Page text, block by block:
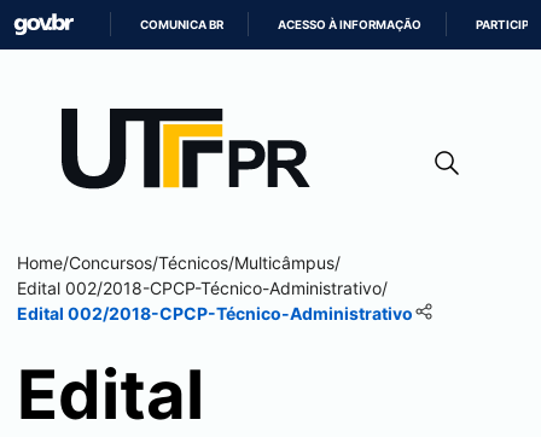
CONTEÚDO
COMUNICA BR ACESSO À INFORMAÇÃO PARTICIPE
Home/Concursos/Técnicos/Multicâmpus/
Edital 002/2018-CPCP-Técnico-Administrativo/
Edital 002/2018-CPCP-Técnico-Administrativo
Edital